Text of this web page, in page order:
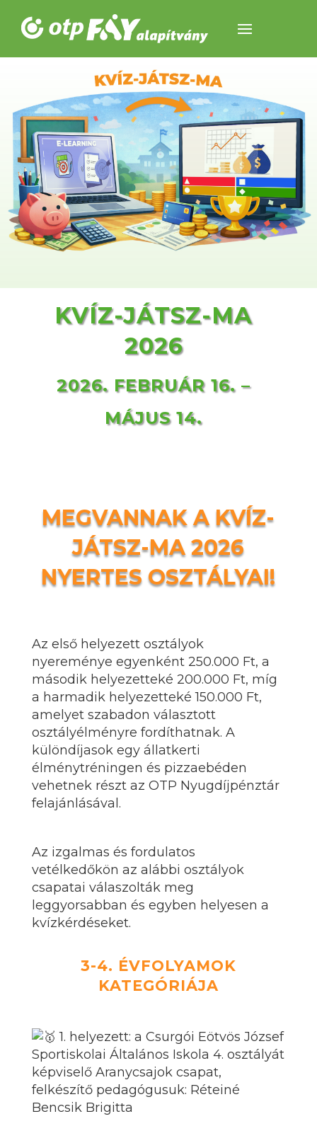
KVÍZ-JÁTSZ-MA
2026
2026. FEBRUÁR 16. –
MÁJUS 14.
MEGVANNAK A KVÍZ-
JÁTSZ-MA 2026
NYERTES OSZTÁLYAI!
Az első helyezett osztályok
nyereménye egyenként 250.000 Ft, a
második helyezetteké 200.000 Ft, míg
a harmadik helyezetteké 150.000 Ft,
amelyet szabadon választott
osztályélményre fordíthatnak. A
különdíjasok egy állatkerti
élménytréningen és pizzaebéden
vehetnek részt az OTP Nyugdíjpénztár
felajánlásával.
Az izgalmas és fordulatos
vetélkedőkön az alábbi osztályok
csapatai válaszolták meg
leggyorsabban és egyben helyesen a
kvízkérdéseket.
3-4. ÉVFOLYAMOK
KATEGÓRIÁJA
1. helyezett: a Csurgói Eötvös József
Sportiskolai Általános Iskola 4. osztályát
képviselő Aranycsajok csapat,
felkészítő pedagógusuk: Réteiné
Bencsik Brigitta